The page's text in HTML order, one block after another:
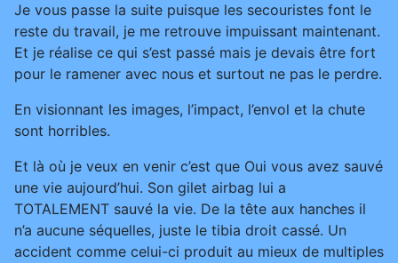
Je vous passe la suite puisque les secouristes font le
reste du travail, je me retrouve impuissant maintenant.
Et je réalise ce qui s’est passé mais je devais être fort
pour le ramener avec nous et surtout ne pas le perdre.
En visionnant les images, l’impact, l’envol et la chute
sont horribles.
Et là où je veux en venir c’est que Oui vous avez sauvé
une vie aujourd’hui. Son gilet airbag lui a
TOTALEMENT sauvé la vie. De la tête aux hanches il
n’a aucune séquelles, juste le tibia droit cassé. Un
accident comme celui-ci produit au mieux de multiples